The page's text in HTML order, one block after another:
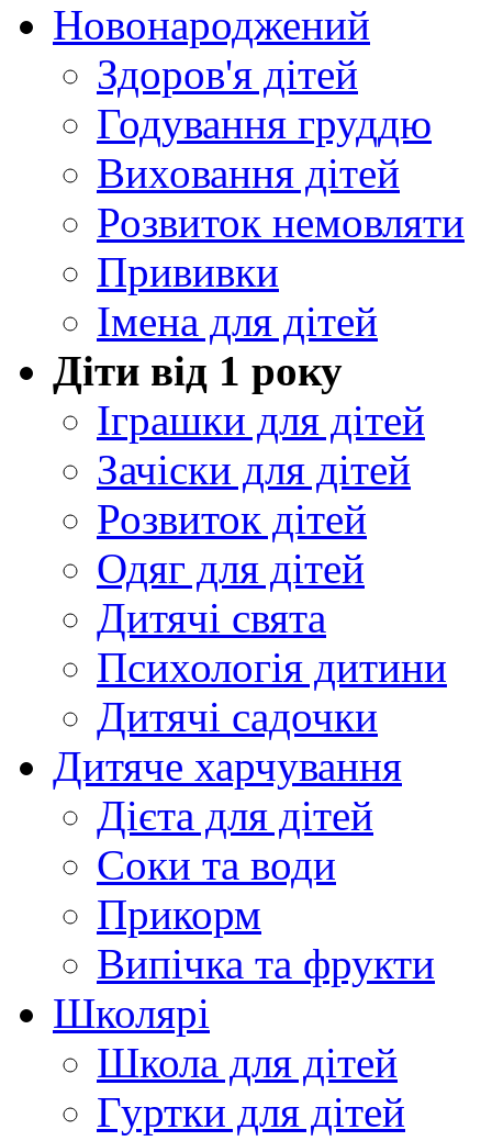
Новонароджений
Здоров'я дітей
Годування груддю
Виховання дітей
Розвиток немовляти
Прививки
Імена для дітей
Діти від 1 року
Іграшки для дітей
Зачіски для дітей
Розвиток дітей
Одяг для дітей
Дитячі свята
Психологія дитини
Дитячі садочки
Дитяче харчування
Дієта для дітей
Соки та води
Прикорм
Випічка та фрукти
Школярі
Школа для дітей
Гуртки для дітей